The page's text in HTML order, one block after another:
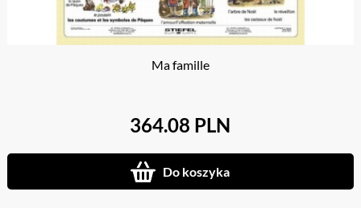
Ma famille
364.08 PLN
Do koszyka